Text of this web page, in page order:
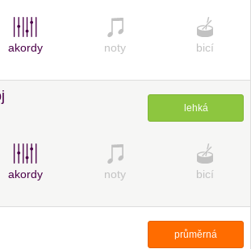
akordy noty bicí
lehká
akordy noty bicí
průměrná